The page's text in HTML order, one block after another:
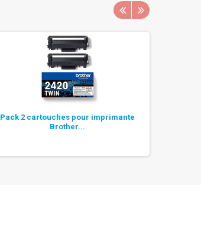
Pack 2 cartouches pour imprimante
Brother...